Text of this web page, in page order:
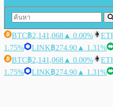
BTC฿2,141,068 ▲ 0.00%
1.75%
LINK฿274.90 ▲ 1.31%
BTC฿2,141,068 ▲ 0.00%
1.75%
LINK฿274.90 ▲ 1.31%